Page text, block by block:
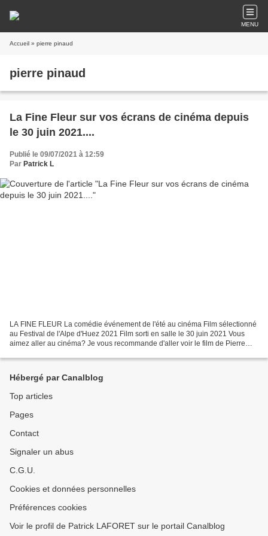
MENU
Accueil » pierre pinaud
pierre pinaud
La Fine Fleur sur vos écrans de cinéma depuis
le 30 juin 2021....
Publié le 09/07/2021 à 12:59
Par Patrick L
LA FINE FLEUR La comédie événement de l'été au cinéma Film sélectionné
au Festival de l'Alpe d'Huez 2021 Film sorti en salle le 30 juin 2021 Vous
aimez aller au cinéma? Je vous recommande d'aller voir le film de Pierre
Hébergé par Canalblog
Top articles
Pages
Contact
Signaler un abus
C.G.U.
Cookies et données personnelles
Préférences cookies
Voir le profil de Patrick LAFORET sur le portail Canalblog